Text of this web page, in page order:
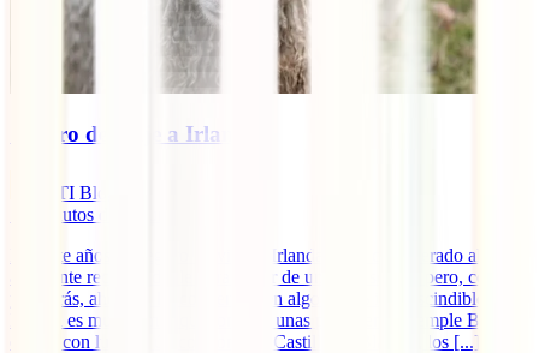
Seguro de viaje a Irlanda
IATI Blog
minutos de lectura
Durante años, el seguro de viaje a Irlanda se ha considerado algo
altamente recomendable para gozar de un viaje seguro pero, como
ya sabrás, ahora se ha convertido en algo 100% imprescindible.
Irlanda es mucho más que tomarse unas pintas en el Temple Bar. Te
espera con lugares únicos como el Castillo de Blanrey, los [...]